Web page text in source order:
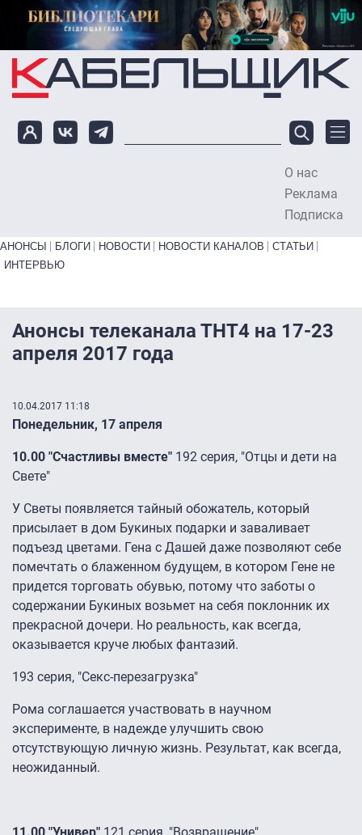
Перейти к основному содержанию
О нас
Реклама
Подписка
Primary links bottom
АНОНСЫ БЛОГИ НОВОСТИ НОВОСТИ КАНАЛОВ
СТАТЬИ
ИНТЕРВЬЮ
Анонсы телеканала ТНТ4 на 17-23
апреля 2017 года
10.04.2017 11:18
Понедельник, 17 апреля
10.00 "Счастливы вместе" 192 серия, "Отцы и дети на
Свете"
У Светы появляется тайный обожатель, который
присылает в дом Букиных подарки и заваливает
подъезд цветами. Гена с Дашей даже позволяют себе
помечтать о блаженном будущем, в котором Гене не
придется торговать обувью, потому что заботы о
содержании Букиных возьмет на себя поклонник их
прекрасной дочери. Но реальность, как всегда,
оказывается круче любых фантазий.
193 серия, "Секс-перезагрузка"
Рома соглашается участвовать в научном
эксперименте, в надежде улучшить свою
отсутствующую личную жизнь. Результат, как всегда,
неожиданный.